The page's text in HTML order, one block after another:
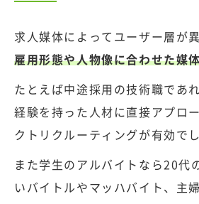
求人媒体によってユーザー層が
雇用形態や人物像に合わせた媒
たとえば中途採用の技術職であ
経験を持った人材に直接アプロ
クトリクルーティングが有効でし
また学生のアルバイトなら20代
いバイトルやマッハバイト、主